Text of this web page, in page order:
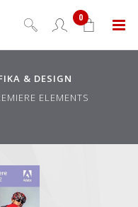
Menu
0
& DESIGN
ELEMENTS